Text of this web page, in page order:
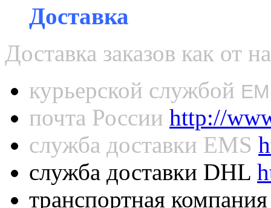
Доставка
Доставка заказов как от
курьерской службой
почта России http://
служба доставки EMS
служба доставки DHL
транспортная